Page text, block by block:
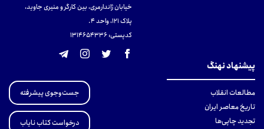
خیابان ژاندارمری، بین کارگر و منیری جاوید،
پلاک 121، واحد ۴.
کدپستی: 131465433۶
پیشنهاد نهنگ
مطالعات انقلاب
تاریخ معاصر ایران
تجدید چاپی‌ها
جست‌وجوی پیشرفته
درخواست کتاب نایاب